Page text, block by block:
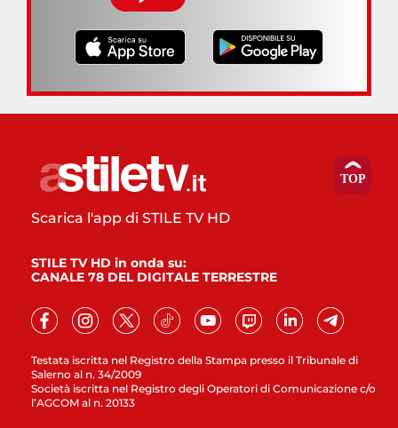
Testata iscritta nel Registro della Stampa presso il Tribunale di
Salerno al n. 34/2009
Società iscritta nel Registro degli Operatori di Comunicazione c/o
l’AGCOM al n. 20133
Scarica l'app di STILE TV HD
STILE TV HD in onda su:
CANALE 78 DEL DIGITALE TERRESTRE